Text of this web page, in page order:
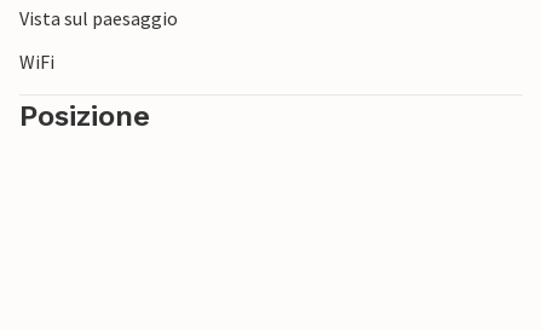
Godetevi un soggiorno vario in questo accogliente
appartamento per le vacanze.
Vista sul paesaggio
WiFi
Posizione